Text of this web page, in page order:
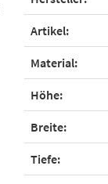
Artikel:
Material:
Höhe:
Breite:
Tiefe: